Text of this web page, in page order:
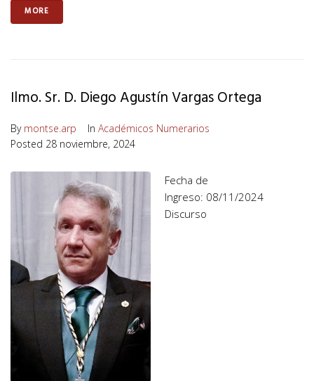
MORE
Ilmo. Sr. D. Diego Agustín Vargas Ortega
By montse.arp In Académicos Numerarios
Posted 28 noviembre, 2024
Fecha de
Ingreso: 08/11/2024
Discurso